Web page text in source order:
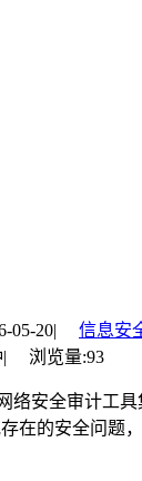
05-20|
信息安
| 浏览量:93
络安全审计工
在的安全问题